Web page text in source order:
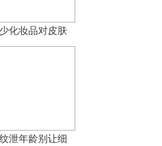
化妆品对皮肤
泄年龄别让细